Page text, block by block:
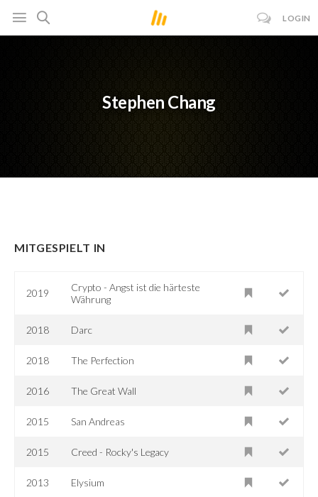
LOGIN
Stephen Chang
MITGESPIELT IN
2019
Crypto - Angst ist die härteste
Währung
2018 Darc
2018 The Perfection
2016 The Great Wall
2015 San Andreas
2015 Creed - Rocky's Legacy
2013 Elysium